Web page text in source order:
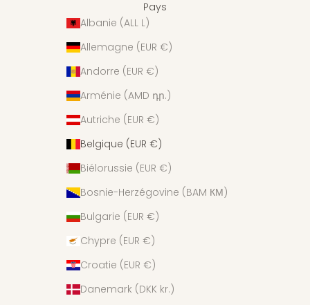
Pays
Albanie (ALL L)
Allemagne (EUR €)
Andorre (EUR €)
Arménie (AMD դր.)
Autriche (EUR €)
Belgique (EUR €)
Biélorussie (EUR €)
Bosnie-Herzégovine (BAM КМ)
Bulgarie (EUR €)
Chypre (EUR €)
Croatie (EUR €)
Danemark (DKK kr.)